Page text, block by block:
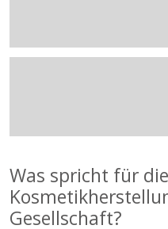
Was spricht für die
Gesellschaft?